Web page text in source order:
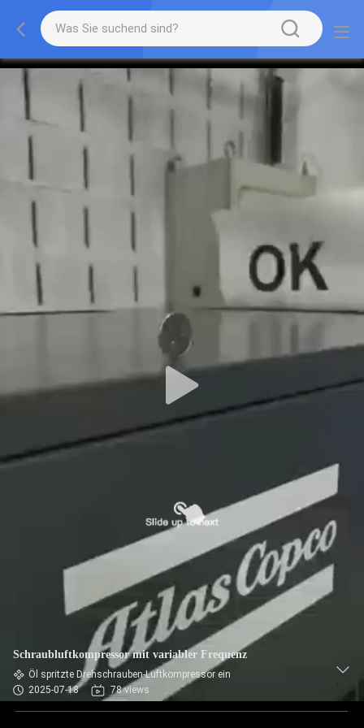
Schraubluftkompressor mit variabler Frequenz
Öl spritzte Drehschrauben-Luftkompressor ein
2025-07-18
78 views